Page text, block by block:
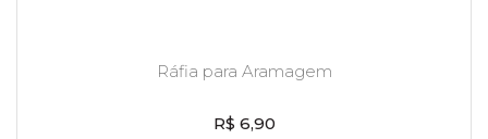
Ráfia para Aramagem
R$ 6,90